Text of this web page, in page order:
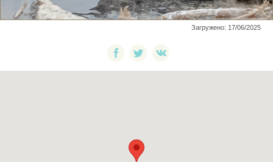
Загружено: 17/06/2025